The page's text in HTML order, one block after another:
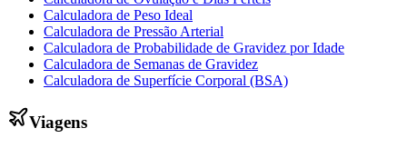
Calculadora de Peso Ideal
Calculadora de Pressão Arterial
Calculadora de Probabilidade de Gravidez por Idade
Calculadora de Semanas de Gravidez
Calculadora de Superfície Corporal (BSA)
Viagens